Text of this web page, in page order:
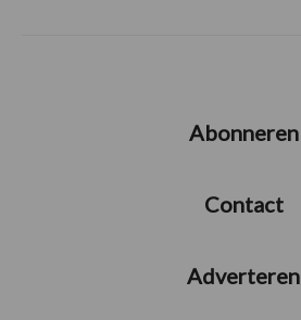
Abonneren
Contact
Adverteren